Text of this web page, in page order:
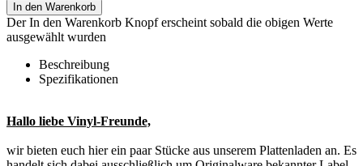
In den Warenkorb
Der In den Warenkorb Knopf erscheint sobald die obigen Werte
ausgewählt wurden
Beschreibung
Spezifikationen
Hallo liebe Vinyl-Freunde,
wir bieten euch hier ein paar Stücke aus unserem Plattenladen an. Es